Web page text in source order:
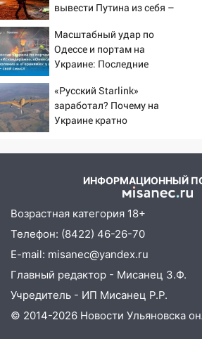
14:28
Ураган вырвал
Деева в Заволжье
14:26
Жители Ульяновска
пытаются расчистить
дождавшись
14:16
Шторм продолжает
на улице Любови Шевцовой
мошенники под видом
14:12 Куда жаловаться
упавшее дерево или
после непогоды
13:59
В Новом городе
ветром сорвало опалубку
строящегося дома
13:54 В мэрии Ульяновска
вывести Путина из себя –
Масштабный удар по
Одессе и портам на
Украине: Последние
ударах России 9 августа
2026 года
«Русский Starlink»
заработал? Почему на
Украине кратно
ИНФОРМАЦИОННЫЙ
Возрастная категория 18+
Телефон: (8422) 46-26-70
E-mail: misanec@yandex.ru
Главный редактор - Мисанец З.Ф.
Учредитель - ИП Мисанец Р.Р.
© 2014-2026 Новости Ульяновска